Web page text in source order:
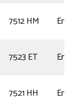
7512 HM
7523 ET
7521 HH